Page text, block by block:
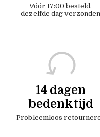
Vóór 17:00 besteld,
dezelfde dag verzonden
14 dagen
bedenktijd
Probleemloos